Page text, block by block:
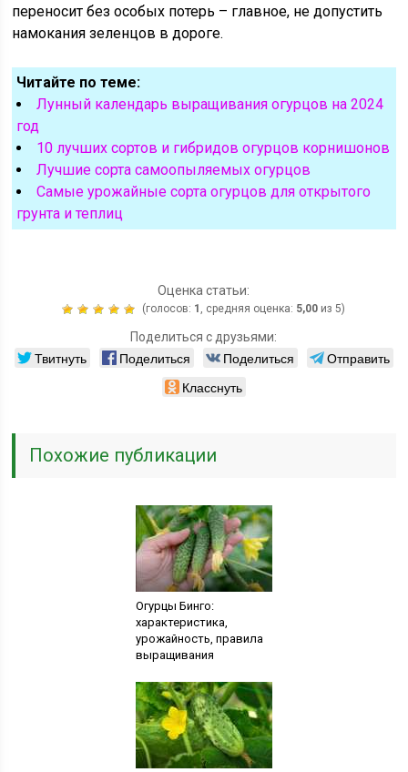
переносит без особых потерь – главное, не допустить
намокания зеленцов в дороге.
Читайте по теме:
Лунный календарь выращивания огурцов на 2024
год
10 лучших сортов и гибридов огурцов корнишонов
Лучшие сорта самоопыляемых огурцов
Самые урожайные сорта огурцов для открытого
грунта и теплиц
Оценка статьи:
(голосов: 1 , средняя оценка: 5,00 из 5)
Поделиться с друзьями:
Твитнуть Поделиться Поделиться
Отправить
Класснуть
Похожие публикации
Огурцы Бинго:
характеристика,
урожайность, правила
выращивания